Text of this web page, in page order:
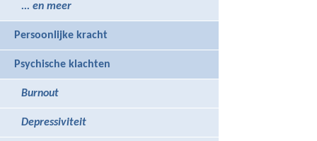
... en meer
Persoonlijke kracht
Psychische klachten
Burnout
Depressiviteit